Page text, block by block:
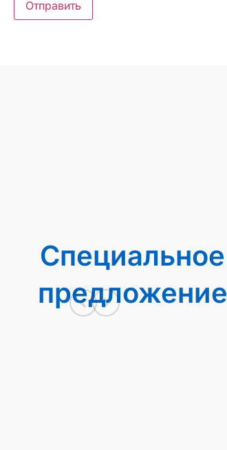
Специальное
предложение